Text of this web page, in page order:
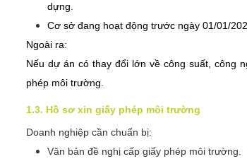
dựng.
Cơ sở đang hoạt động trước ngày 01/01/
Ngoài ra:
Nếu dự án có thay đổi lớn về công suất, công
phép môi trường.
1.3. Hồ sơ xin giấy phép môi trường
Doanh nghiệp cần chuẩn bị:
Văn bản đề nghị cấp giấy phép môi trường.